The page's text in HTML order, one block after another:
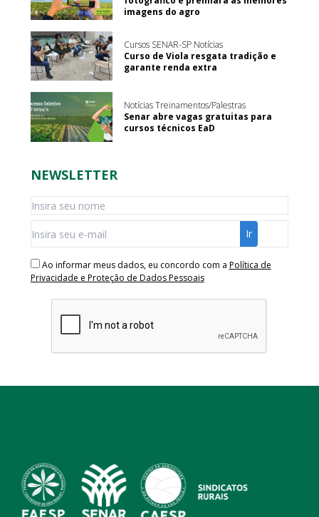
imagens do agro
Cursos SENAR-SP Notícias
Curso de Viola resgata tradição e
garante renda extra
Notícias Treinamentos/Palestras
Senar abre vagas gratuitas para
cursos técnicos EaD
NEWSLETTER
Ao informar meus dados, eu concordo com a Política de
Privacidade e Proteção de Dados Pessoais